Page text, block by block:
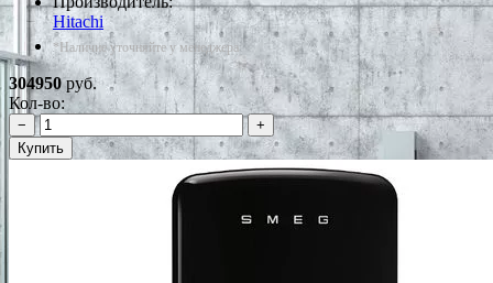
Hitachi
*Наличие уточняйте у менеджера
304950руб.
Кол-во:
−
+
Купить